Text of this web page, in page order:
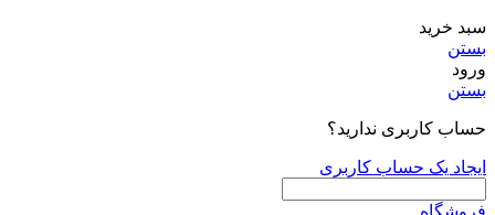
سبد خرید
بستن
ورود
بستن
حساب کاربری ندارید؟
ایجاد یک حساب کاربری